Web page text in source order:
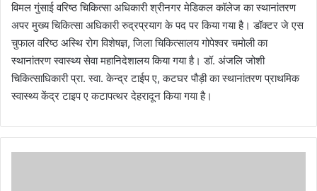
विमल गुंसाई वरिष्ठ चिकित्सा अधिकारी श्रीनगर मेडिकल कॉलेज का स्थानांतरण
अपर मुख्य चिकित्सा अधिकारी रुद्रप्रयाग के पद पर किया गया है। डॉक्टर जे एस
चुफाल वरिष्ठ अस्थि रोग विशेषज्ञ, जिला चिकित्सालय गोपेश्वर चमोली का
स्थानांतरण स्वास्थ्य सेवा महानिदेशालय किया गया है। डॉ. अंजलि जोशी
चिकित्साधिकारी प्रा. स्वा. केन्द्र टाईप ए, कटघर पौड़ी का स्थानांतरण प्राथमिक
स्वास्थ्य केंद्र टाइप ए कटापत्थर देहरादून किया गया है।